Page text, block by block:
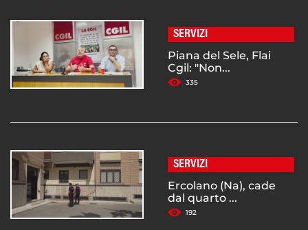
SERVIZI
Piana del Sele, Flai
Cgil: "Non...
335
SERVIZI
Ercolano (Na), cade
dal quarto ...
192